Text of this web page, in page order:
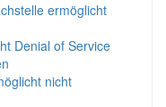
ermöglicht
Denial of Service
nicht